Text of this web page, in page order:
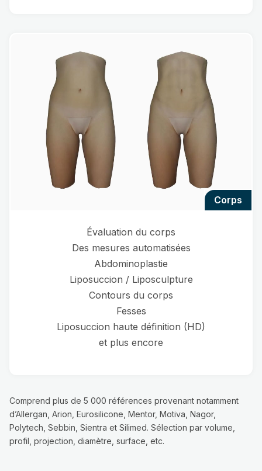
corps
Évaluation du corps
Des mesures automatisées
Abdominoplastie
Liposuccion / Liposculpture
Contours du corps
Fesses
Liposuccion haute définition (HD)
et plus encore
Comprend plus de 5 000 références provenant notamment
d’Allergan, Arion, Eurosilicone, Mentor, Motiva, Nagor,
Polytech, Sebbin, Sientra et Silimed. Sélection par volume,
profil, projection, diamètre, surface, etc.